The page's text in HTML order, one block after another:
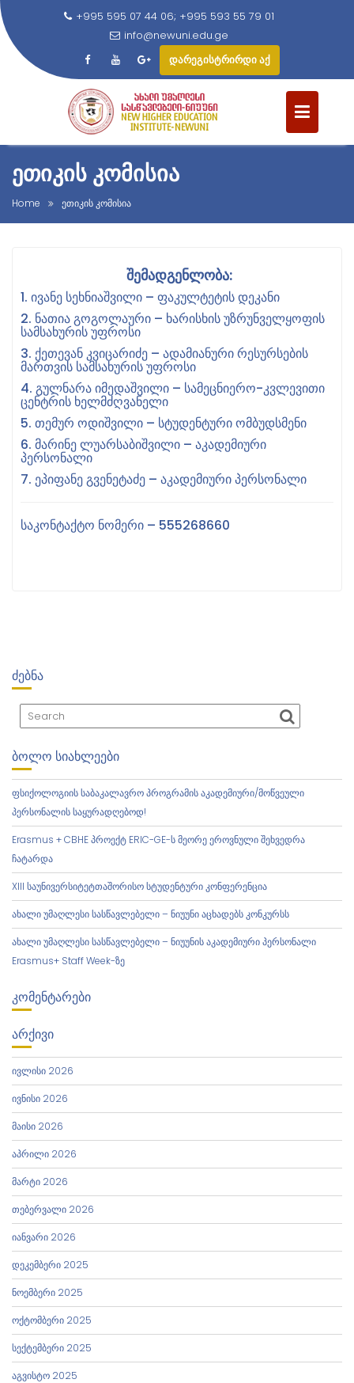
p
o
+995 595 07 44 06; +995 593 55 79 01
info@newuni.edu.ge
დარეგისტრირდი აქ
ᲔᲗᲘᲙᲘᲡ ᲙᲝᲛᲘᲡᲘᲐ
Home ეთიკის კომისია
ᲨᲔᲛᲐᲓᲒᲔᲜᲚᲝᲑᲐ:
1. ᲘᲕᲐᲜᲔ ᲡᲔᲮᲜᲘᲐᲨᲕᲘᲚᲘ – ᲤᲐᲙᲣᲚᲢᲔᲢᲘᲡ ᲓᲔᲙᲐᲜᲘ
2. ᲜᲐᲗᲘᲐ ᲒᲝᲒᲝᲚᲐᲣᲠᲘ – ᲮᲐᲠᲘᲡᲮᲘᲡ ᲣᲖᲠᲣᲜᲕᲔᲚᲧᲝᲤᲘᲡ
ᲡᲐᲛᲡᲐᲮᲣᲠᲘᲡ ᲣᲤᲠᲝᲡᲘ
3. ᲥᲔᲗᲔᲕᲐᲜ ᲙᲕᲘᲪᲐᲠᲘᲫᲔ – ᲐᲓᲐᲛᲘᲐᲜᲣᲠᲘ ᲠᲔᲡᲣᲠᲡᲔᲑᲘᲡ
ᲛᲐᲠᲗᲕᲘᲡ ᲡᲐᲛᲡᲐᲮᲣᲠᲘᲡ ᲣᲤᲠᲝᲡᲘ
4. ᲒᲣᲚᲜᲐᲠᲐ ᲘᲛᲔᲓᲐᲨᲕᲘᲚᲘ – ᲡᲐᲛᲔᲪᲜᲘᲔᲠᲝ-ᲙᲕᲚᲔᲕᲘᲗᲘ
ᲪᲔᲜᲢᲠᲘᲡ ᲮᲔᲚᲛᲫᲦᲕᲐᲜᲔᲚᲘ
5. ᲗᲔᲛᲣᲠ ᲝᲓᲘᲨᲕᲘᲚᲘ – ᲡᲢᲣᲓᲔᲜᲢᲣᲠᲘ ᲝᲛᲑᲣᲓᲡᲛᲔᲜᲘ
6. ᲛᲐᲠᲘᲜᲔ ᲚᲣᲐᲠᲡᲐᲑᲘᲨᲕᲘᲚᲘ – ᲐᲙᲐᲓᲔᲛᲘᲣᲠᲘ
ᲞᲔᲠᲡᲝᲜᲐᲚᲘ
7. ᲔᲞᲘᲤᲐᲜᲔ ᲒᲕᲔᲜᲔᲢᲐᲫᲔ – ᲐᲙᲐᲓᲔᲛᲘᲣᲠᲘ ᲞᲔᲠᲡᲝᲜᲐᲚᲘ
ᲡᲐᲙᲝᲜᲢᲐᲥᲢᲝ ᲜᲝᲛᲔᲠᲘ – 555268660
ᲫᲔᲑᲜᲐ
ᲑᲝᲚᲝ ᲡᲘᲐᲮᲚᲔᲔᲑᲘ
ფსიქოლოგიის საბაკალავრო პროგრამის აკადემიური/მოწვეული
პერსონალის საყურადღებოდ!
Erasmus + CBHE პროექტ ERIC-GE-ს მეორე ეროვნული შეხვედრა
ჩატარდა
XIII საუნივერსიტეტთაშორისო სტუდენტური კონფერენცია
ახალი უმაღლესი სასწავლებელი – ნიუუნი აცხადებს კონკურსს
ახალი უმაღლესი სასწავლებელი – ნიუუნის აკადემიური პერსონალი
Erasmus+ Staff Week-ზე
ᲙᲝᲛᲔᲜᲢᲐᲠᲔᲑᲘ
ᲐᲠᲥᲘᲕᲘ
ივლისი 2026
ივნისი 2026
მაისი 2026
აპრილი 2026
მარტი 2026
თებერვალი 2026
იანვარი 2026
დეკემბერი 2025
ნოემბერი 2025
ოქტომბერი 2025
სექტემბერი 2025
აგვისტო 2025